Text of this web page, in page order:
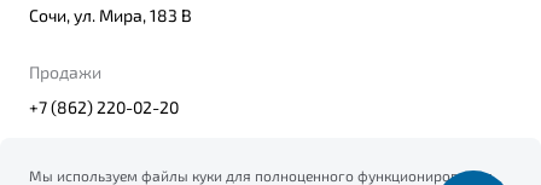
Сочи, ул. Мира, 183 В
Продажи
+7 (862) 220-02-20
Мы используем файлы куки для полноценного функционирования